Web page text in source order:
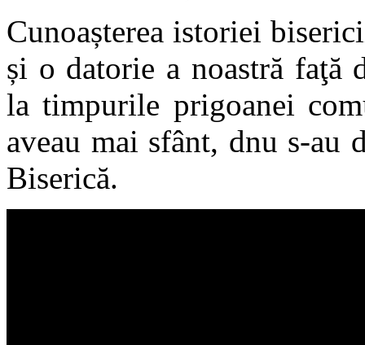
Cunoașterea istoriei
și o datorie a noastră faţă
la timpurile prigoanei
aveau mai sfânt, dnu s-au
Biserică.